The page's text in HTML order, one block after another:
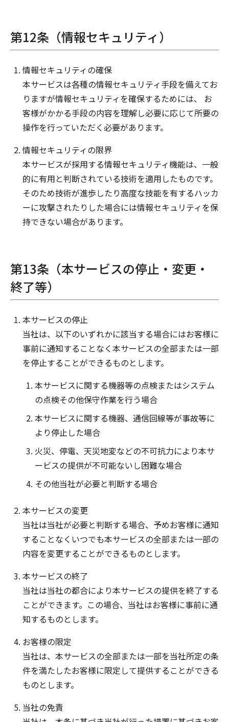
第12条（情報セキュリティ）
情報セキュリティの確保
本サービスは各種の情報セキュリティ手段を備えてお
りますが情報セキュリティを確保するためには、 お
客様がかかる手段の内容を理解し必要に応じて所要の
操作を行っていただく必要があります。
情報セキュリティの限界
本サービスが採用する情報セキュリティ機能は、一般
的に有用と判断されている技術を適用したものです。
そのため技術が進歩したり高度な技能を有するハッカ
ーに攻撃されたりした場合には情報セキュリティを保
持できない場合があります。
第13条（本サービスの停止・変更・
終了等）
本サービスの停止
当社は、以下のいずれかに該当する場合にはお客様に
事前に通知することなく本サービスの全部または一部
を停止することができるものとします。
本サービスに関する機器等の点検またはシステム
の点検その他保守作業を行う場合
本サービスに関する機器、通信回線等が事故等に
より停止した場合
火災、停電、天災地変などの不可抗力により本サ
ービスの提供が不可能ないし困難な場合
その他当社が必要と判断する場合
本サービスの変更
当社は当社が必要と判断する場合、予めお客様に通知
することなくいつでも本サービスの全部または一部の
内容を変更することができるものとします。
本サービスの終了
当社は当社の都合により本サービスの提供を終了する
ことができます。この場合、当社はお客様に事前に通
知するものとします。
お客様の限定
当社は、本サービスの全部または一部を当社所定の条
件を満たしたお客様に限定して提供することができる
ものとします。
当社の免責